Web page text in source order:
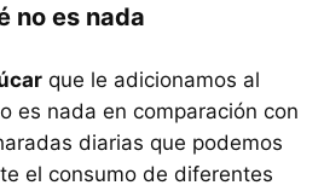
no es nada
que le adicionamos al
es nada en comparación con
diarias que podemos
el consumo de diferentes